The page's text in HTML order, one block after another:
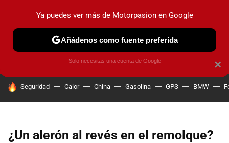
PRUEBAS COCHES ELÉCTRICOS OBSERVATORIO
HOY SE HABLA DE
Seguridad Calor China Gasolina GPS BMW
¿Un alerón al revés en el remolque?
×
Ya puedes ver más de Motorpasion en Google
Añádenos como fuente preferida
Solo necesitas una cuenta de Google